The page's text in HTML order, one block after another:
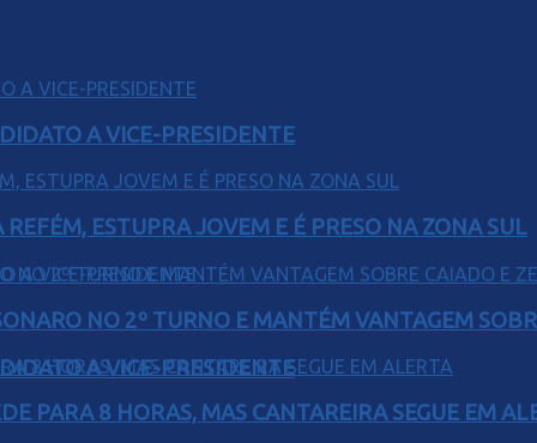
A VICE-PRESIDENTE
A VICE-PRESIDENTE
ESTUPRA JOVEM E É PRESO NA ZONA SUL
NO 2º TURNO E MANTÉM VANTAGEM
PARA 8 HORAS, MAS CANTAREIRA SEGUE EM